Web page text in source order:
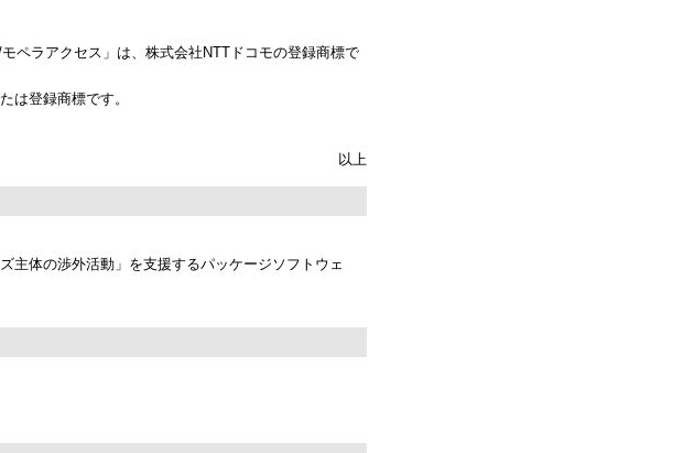
ペラアクセス」は、株式会社NTTドコモの登録商標で
は登録商標です。
以上
主体の渉外活動」を支援するパッケージソフトウェ